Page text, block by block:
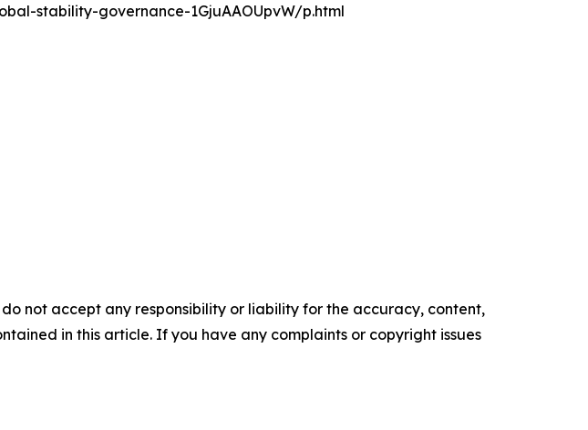
stability-governance-1GjuAAOUpvW/p.html
not accept any responsibility or liability for the accuracy, content,
in this article. If you have any complaints or copyright issues